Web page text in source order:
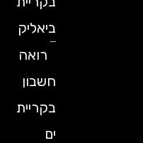
ביאליק
רואה
חשבון
בקריית